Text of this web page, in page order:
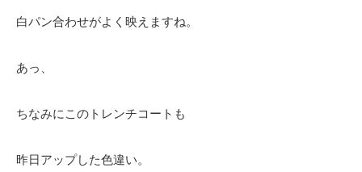
白パン合わせがよく映えますね。
あっ、
ちなみにこのトレンチコートも
昨日アップした色違い。